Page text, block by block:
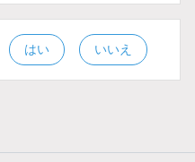
はい いいえ